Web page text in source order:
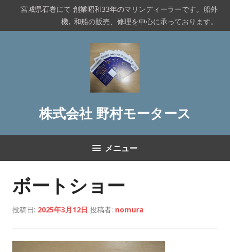
テ
宮城県石巻にて 創業昭和33年のマリンディーラーです。船外
機､ 和船の販売、修理を中心に承っております。
株式会社 野村モータース
メニュー
ボートショー
投稿日: 2025年3月12日 投稿者: nomura